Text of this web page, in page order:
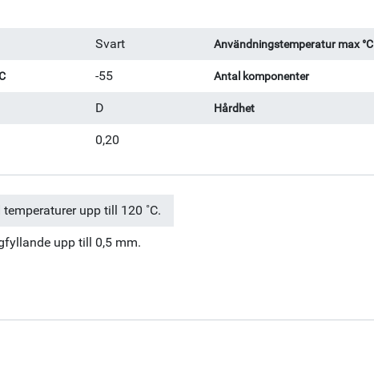
Svart Användningstemperatur max °C
-55 Antal komponenter
D Hårdhet
0,20
temperaturer upp till 120 ˚C.
upp till 0,5 mm.